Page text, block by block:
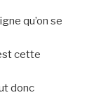
qu’on se
cette
donc